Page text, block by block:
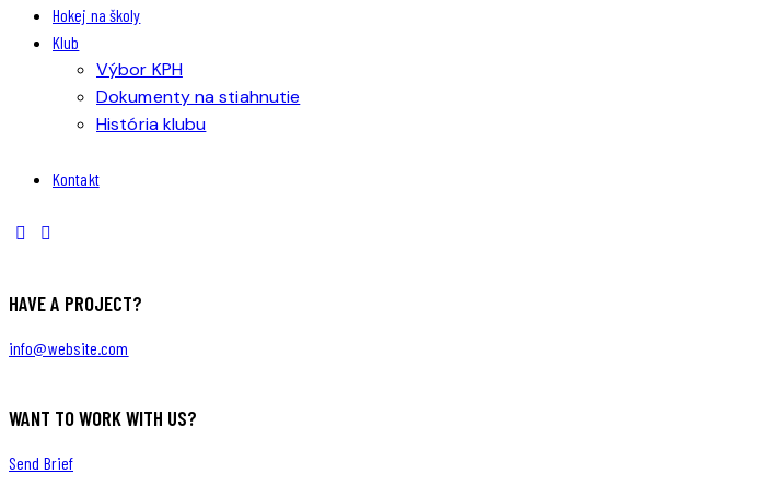
Hokej na školy
Klub
Výbor KPH
Dokumenty na stiahnutie
História klubu
Kontakt
HAVE A PROJECT?
info@website.com
WANT TO WORK WITH US?
Send Brief